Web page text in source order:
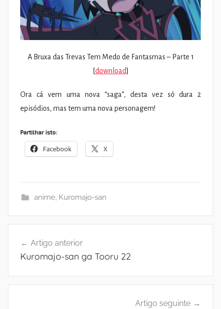
A Bruxa das Trevas Tem Medo de Fantasmas – Parte 1
[download]
Ora cá vem uma nova “saga”, desta vez só dura 2
episódios, mas tem uma nova personagem!
Partilhar isto:
Facebook X
anime, Kuromajo-san
de
Artigo anterior
Kuromajo-san ga Tooru 22
Artigo seguinte